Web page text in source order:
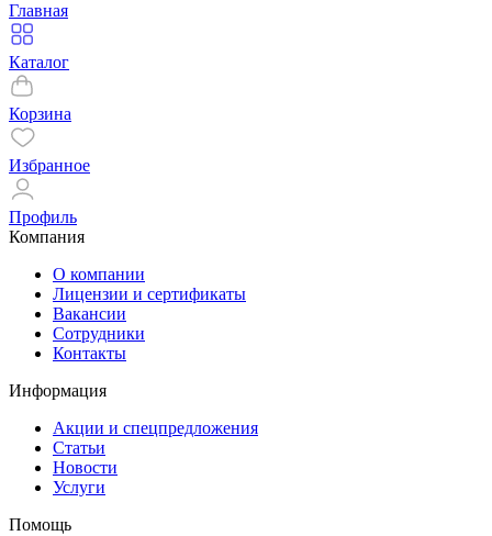
Главная
Каталог
Корзина
Избранное
Профиль
Компания
О компании
Лицензии и сертификаты
Вакансии
Сотрудники
Контакты
Информация
Акции и спецпредложения
Статьи
Новости
Услуги
Помощь